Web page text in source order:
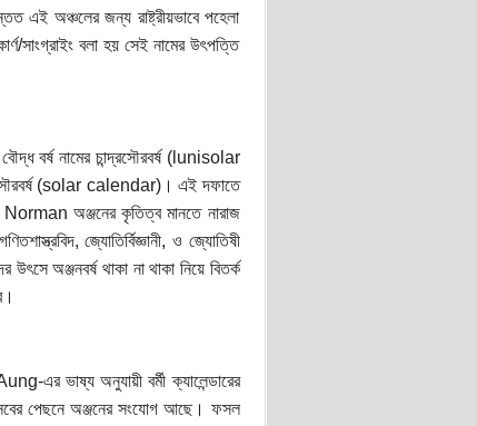
এই অঞ্চলের জন্য রাষ্ট্রীয়ভাবে পহেলা
সাংগ্রাইং বলা হয় সেই নামের উৎপত্তি
বর্ষ নামের চান্দ্রসৌরবর্ষ (lunisolar
সৌরবর্ষ (solar calendar)। এই দফাতে
অঞ্জনের কৃতিত্ব মানতে নারাজ
জ্যোতির্বিজ্ঞানী, ও জ্যোতিষী
অঞ্জনবর্ষ থাকা না থাকা নিয়ে বিতর্ক
এর ভাষ্য অনুযায়ী বর্মী ক্যালেন্ডারের
পেছনে অঞ্জনের সংযোগ আছে। ফসল